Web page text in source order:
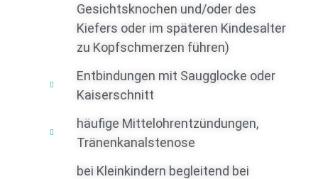
Gesichtsknochen und/oder des
Kiefers oder im späteren Kindesalter
zu Kopfschmerzen führen)
Entbindungen mit Saugglocke oder
Kaiserschnitt
häufige Mittelohrentzündungen,
Tränenkanalstenose
bei Kleinkindern begleitend bei